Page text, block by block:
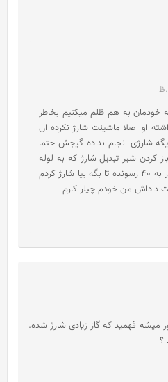
خودمان به هم ظلم میکنیم بخاطر
او اصلا ماشینت شارژ نکرده ان
شارژی انجام نداده گیجش حتما
باز کردن شیر تبدیل شارژ که به لوله
ساکشن ماشینت وصل فشار به ۴۰ رسونده تا بگه بیا شارژ کردم
داداش من خودم چیلر کارم
میشه فهمید که گاز زیادی شارژ شده.
؟